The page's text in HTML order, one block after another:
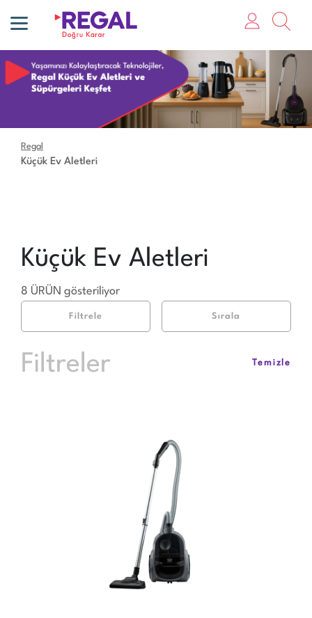
Regal
Küçük Ev Aletleri
Küçük Ev Aletleri
8 ÜRÜN gösteriliyor
Filtrele Sırala
Filtreler Temizle